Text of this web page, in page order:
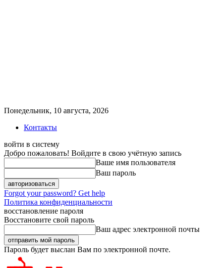
Понедельник, 10 августа, 2026
Контакты
войти в систему
Добро пожаловать! Войдите в свою учётную запись
Ваше имя пользователя
Ваш пароль
Forgot your password? Get help
Политика конфиденциальности
восстановление пароля
Восстановите свой пароль
Ваш адрес электронной почты
Пароль будет выслан Вам по электронной почте.